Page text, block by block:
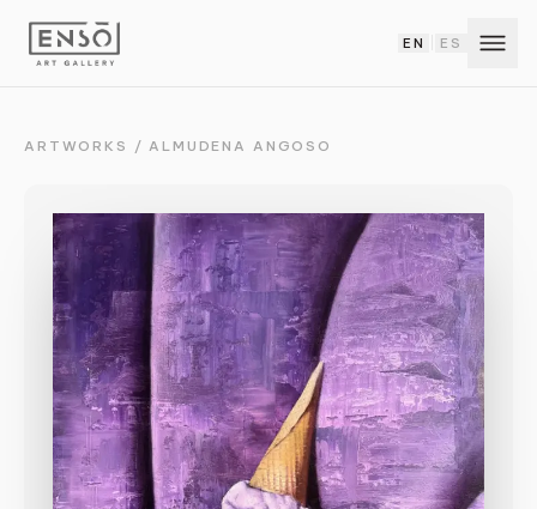
EN ES
ARTWORKS /ALMUDENA ANGOSO